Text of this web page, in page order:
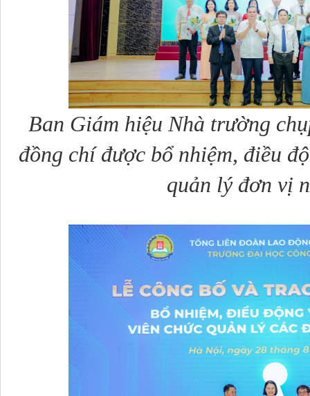
Ban Giám hiệu Nhà trường
đồng chí được bổ nhiệm, điều
quản lý đơn vị